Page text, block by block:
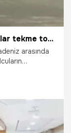
Kocaeli’de amatör maçta futbolcular tekme tokat birbirine girdi
arasında